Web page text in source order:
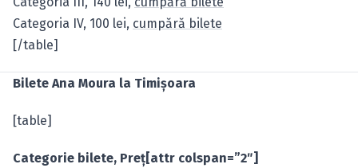
Categoria IV, 100 lei, cumpără bilete
[/table]
Bilete Ana Moura la Timişoara
[table]
Categorie bilete, Preţ[attr colspan=”2″]